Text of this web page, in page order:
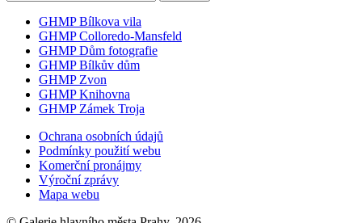
GHMP Bílkova vila
GHMP Colloredo-Mansfeld
GHMP Dům fotografie
GHMP Bílkův dům
GHMP Zvon
GHMP Knihovna
GHMP Zámek Troja
Ochrana osobních údajů
Podmínky použití webu
Komerční pronájmy
Výroční zprávy
Mapa webu